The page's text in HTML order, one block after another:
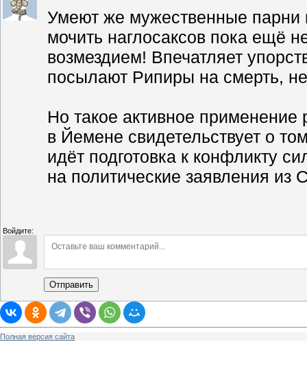
Умеют же мужественные
мочить наглосаксов пока ещё
возмездием! Впечатляет
посылают Рипиры на смерть,
Но такое активное
в Йемене свидетельствует о
идёт подготовка к конфликту
на политические заявления из
Войдите:
Отправить
Полная версия сайта